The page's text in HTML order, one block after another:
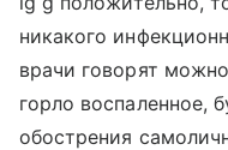
никакого
врачи говорят
горло воспаленное,
обострения